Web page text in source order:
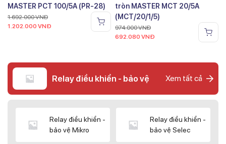
MASTER PCT 100/5A (PR-28)
1.692.000VNĐ
1.202.000 VNĐ
tròn MASTER MCT 20/5A
(MCT/20/1/5)
974.000VNĐ
692.080 VNĐ
Relay điều khiển - bảo vệ Xem tất cả
Relay điều khiển -
bảo vệ Mikro
Relay điều khiển -
bảo vệ Selec